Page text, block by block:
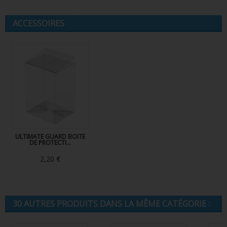
ACCESSOIRES
ULTIMATE GUARD BOITE
DE PROTECTI...
2,20 €
30 AUTRES PRODUITS DANS LA MÊME CATÉGORIE :